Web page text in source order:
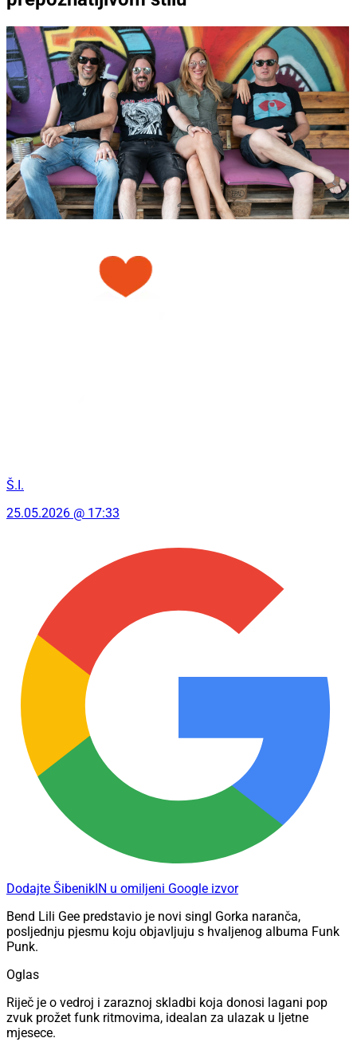
Š.I.
25.05.2026 @ 17:33
Dodajte ŠibenikIN u omiljeni Google izvor
Bend Lili Gee predstavio je novi singl Gorka naranča,
posljednju pjesmu koju objavljuju s hvaljenog albuma Funk
Punk.
Oglas
Riječ je o vedroj i zaraznoj skladbi koja donosi lagani pop
zvuk prožet funk ritmovima, idealan za ulazak u ljetne
mjesece.